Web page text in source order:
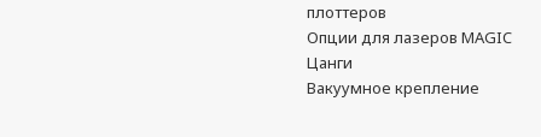
плоттеров
Опции для лазеров MAGIC
Цанги
Вакуумное крепление